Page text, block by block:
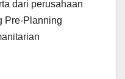
dari perusahaan
Pre-Planning